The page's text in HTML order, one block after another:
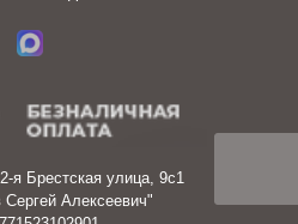
я Брестская улица, 9с1
Алексеевич"